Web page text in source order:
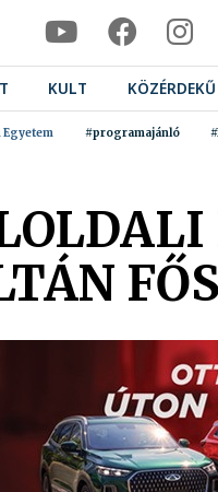
KULT KÖZÉRDEKŰ
Egyetem #programajánló